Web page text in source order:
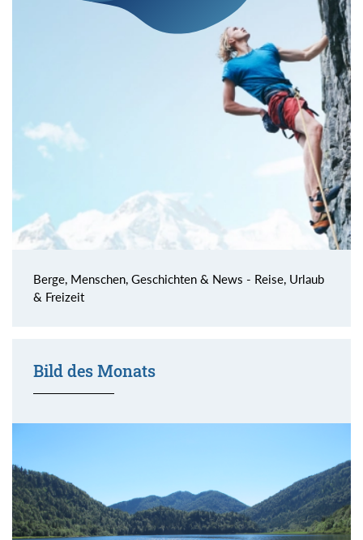
Berge, Menschen, Geschichten & News - Reise, Urlaub
& Freizeit
Bild des Monats